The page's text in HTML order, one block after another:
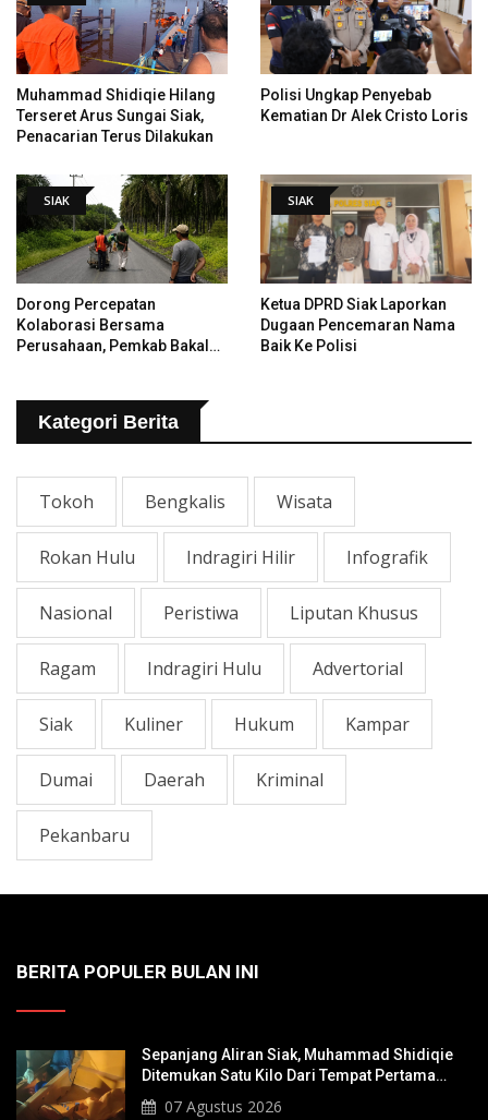
Muhammad Shidiqie Hilang
Terseret Arus Sungai Siak,
Penacarian Terus Dilakukan
Polisi Ungkap Penyebab
Kematian Dr Alek Cristo Loris
SIAK
Dorong Percepatan
Kolaborasi Bersama
Perusahaan, Pemkab Bakal
SIAK
Ketua DPRD Siak Laporkan
Dugaan Pencemaran Nama
Baik Ke Polisi
Kategori Berita
Tokoh Bengkalis Wisata
Rokan Hulu Indragiri Hilir Infografik
Nasional Peristiwa Liputan Khusus
Ragam Indragiri Hulu Advertorial
Siak Kuliner Hukum Kampar
Dumai Daerah Kriminal
Pekanbaru
BERITA POPULER BULAN INI
Sepanjang Aliran Siak, Muhammad Shidiqie
Ditemukan Satu Kilo Dari Tempat Pertama
Tenggelam
07 Agustus 2026